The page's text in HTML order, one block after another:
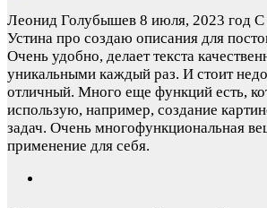
Леонид Голубышев 8 июля, 2023 год С
Устина про создаю описания для
Очень удобно, делает текста
уникальными каждый раз. И стоит
отличный. Много еще функций есть,
использую, например, создание
задач. Очень многофункциональная
применение для себя.